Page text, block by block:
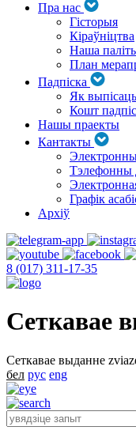
Пра нас
Гісторыя
Кіраўніцтва
Наша
План
Падпіска
Як
Кошт
Нашы праекты
Кантакты
Тэлефонны
Графік
Архіў
8 (017) 311-17-35
Сеткавае
Сеткавае выданне
бел рус eng